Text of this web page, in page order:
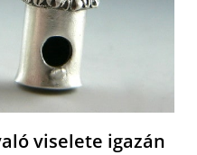
viselete igazán